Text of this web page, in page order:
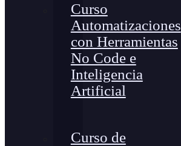
Curso
Automatizaciones
con Herramientas
No Code e
Inteligencia
Artificial
Curso de